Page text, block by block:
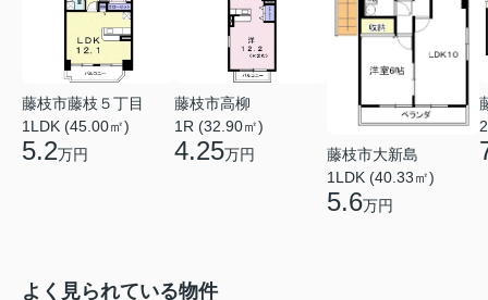
藤枝市藤枝５丁目
1LDK (45.00㎡)
5.2万円
藤枝市高柳
1R (32.90㎡)
4.25万円
藤枝市大新島
1LDK (40.33㎡)
5.6万円
よく見られている物件